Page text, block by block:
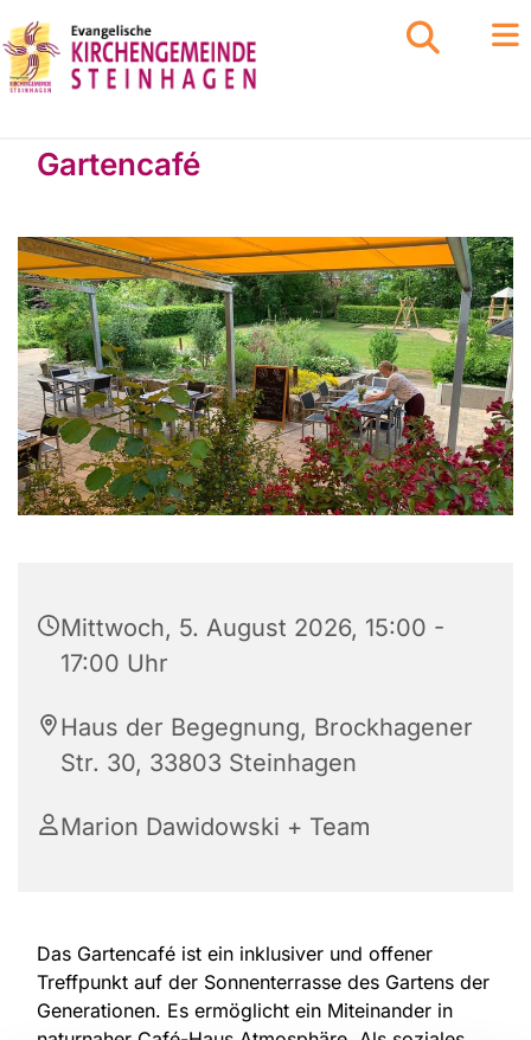
Gartencafé
Mittwoch, 5. August 2026, 15:00 -
17:00 Uhr
Haus der Begegnung, Brockhagener
Str. 30, 33803 Steinhagen
Marion Dawidowski + Team
Das Gartencafé ist ein inklusiver und offener
Treffpunkt auf der Sonnenterrasse des Gartens der
Generationen. Es ermöglicht ein Miteinander in